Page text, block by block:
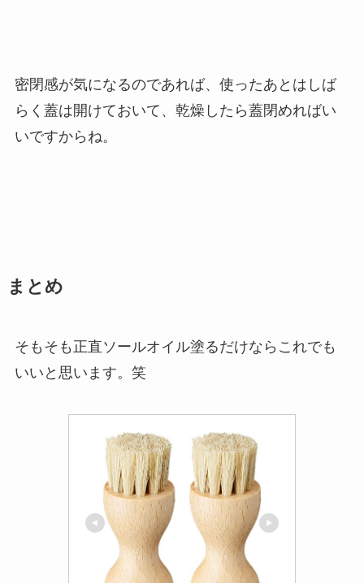
密閉感が気になるのであれば、使ったあとはしば
らく蓋は開けておいて、乾燥したら蓋閉めればい
いですからね。
まとめ
そもそも正直ソールオイル塗るだけならこれでも
いいと思います。笑